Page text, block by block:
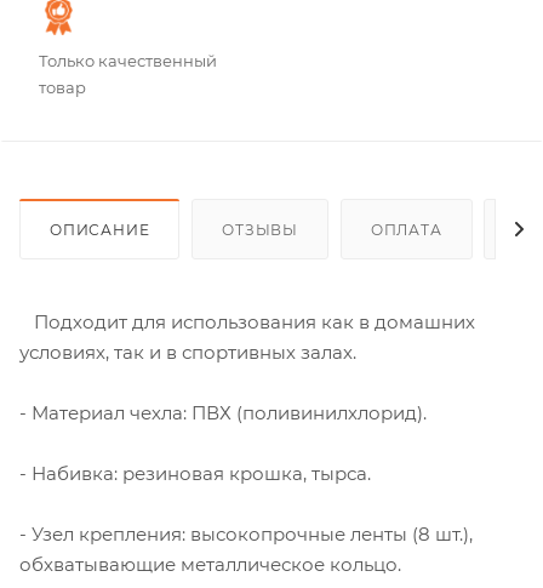
Только качественный
товар
ОПИСАНИЕ ОТЗЫВЫ ОПЛАТА
Подходит для использования как в домашних
условиях, так и в спортивных залах.
- Материал чехла: ПВХ (поливинилхлорид).
- Набивка: резиновая крошка, тырса.
- Узел крепления: высокопрочные ленты (8 шт.),
обхватывающие металлическое кольцо.